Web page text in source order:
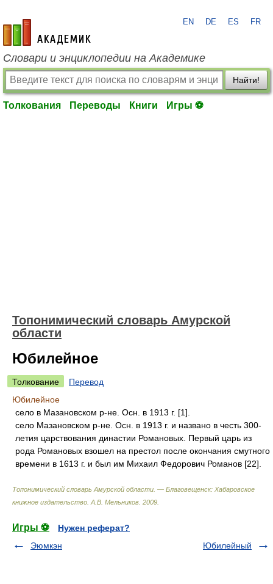
academic.ru
EN DE ES FR
Словари и энциклопедии на Академике
Найти!
Толкования Переводы Книги Игры ⚽
Топонимический словарь Амурской
области
Юбилейное
Толкование
Перевод
Юбилейное
село в Мазановском р-не. Осн. в 1913 г. [1].
село Мазановском р-не. Осн. в 1913 г. и названо в честь 300-
летия царствования династии Романовых. Первый царь из
рода Романовых взошел на престол после окончания смутного
времени в 1613 г. и был им Михаил Федорович Романов [22].
Топонимический словарь Амурской области. — Благовещенск: Хабаровское
книжное издательство А.В. Мельников 2009
Игры ⚽
Нужен реферат?
Эюмкэн
Юбилейный